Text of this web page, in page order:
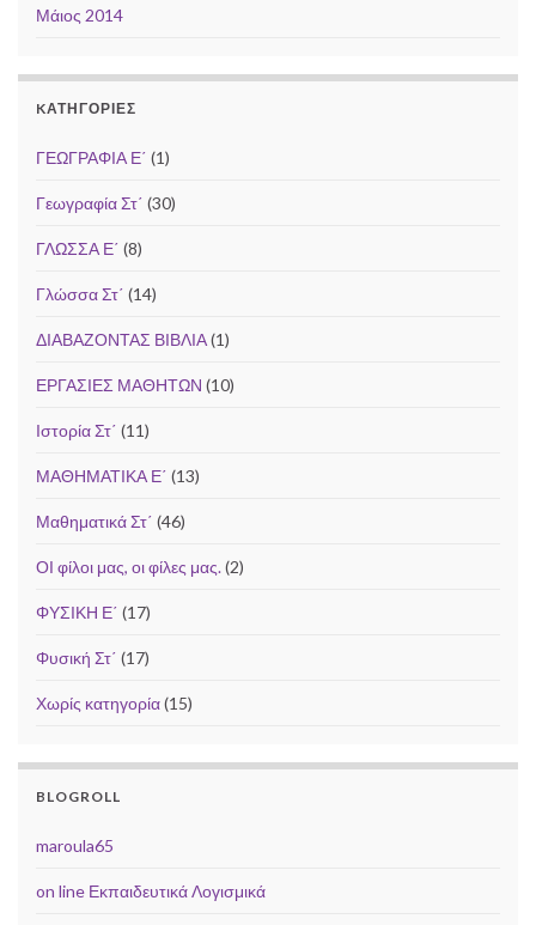
Μάιος 2014
KΑΤΗΓΟΡΊΕΣ
ΓΕΩΓΡΑΦΙΑ Ε΄ (1)
Γεωγραφία Στ΄ (30)
ΓΛΩΣΣΑ Ε΄ (8)
Γλώσσα Στ΄ (14)
ΔΙΑΒΑΖΟΝΤΑΣ ΒΙΒΛΙΑ(1)
ΕΡΓΑΣΙΕΣ ΜΑΘΗΤΩΝ (10)
Ιστορία Στ΄ (11)
ΜΑΘΗΜΑΤΙΚΑ Ε΄ (13)
Μαθηματικά Στ΄ (46)
ΟΙ φίλοι μας, οι φίλες μας.(2)
ΦΥΣΙΚΗ Ε΄ (17)
Φυσική Στ΄ (17)
Χωρίς κατηγορία(15)
BLOGROLL
maroula65
on line Εκπαιδευτικά Λογισμικά